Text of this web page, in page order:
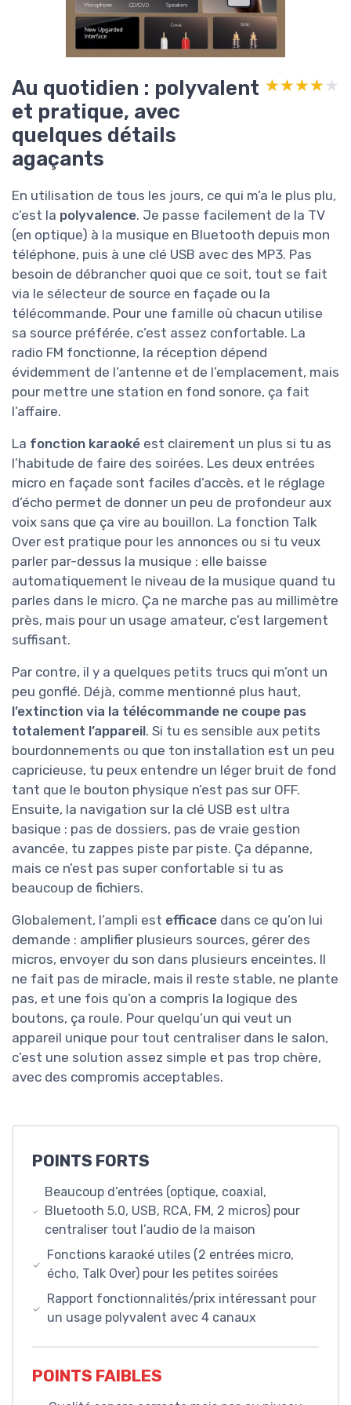
Au quotidien : polyvalent
et pratique, avec
quelques détails
agaçants
★★★★★
★★★★★
En utilisation de tous les jours, ce qui m’a le plus plu,
c’est la polyvalence. Je passe facilement de la TV
(en optique) à la musique en Bluetooth depuis mon
téléphone, puis à une clé USB avec des MP3. Pas
besoin de débrancher quoi que ce soit, tout se fait
via le sélecteur de source en façade ou la
télécommande. Pour une famille où chacun utilise
sa source préférée, c’est assez confortable. La
radio FM fonctionne, la réception dépend
évidemment de l’antenne et de l’emplacement, mais
pour mettre une station en fond sonore, ça fait
l’affaire.
La fonction karaoké est clairement un plus si tu as
l’habitude de faire des soirées. Les deux entrées
micro en façade sont faciles d’accès, et le réglage
d’écho permet de donner un peu de profondeur aux
voix sans que ça vire au bouillon. La fonction Talk
Over est pratique pour les annonces ou si tu veux
parler par-dessus la musique : elle baisse
automatiquement le niveau de la musique quand tu
parles dans le micro. Ça ne marche pas au millimètre
près, mais pour un usage amateur, c’est largement
suffisant.
Par contre, il y a quelques petits trucs qui m’ont un
peu gonflé. Déjà, comme mentionné plus haut,
l’extinction via la télécommande ne coupe pas
totalement l’appareil. Si tu es sensible aux petits
bourdonnements ou que ton installation est un peu
capricieuse, tu peux entendre un léger bruit de fond
tant que le bouton physique n’est pas sur OFF.
Ensuite, la navigation sur la clé USB est ultra
basique : pas de dossiers, pas de vraie gestion
avancée, tu zappes piste par piste. Ça dépanne,
mais ce n’est pas super confortable si tu as
beaucoup de fichiers.
Globalement, l’ampli est efficace dans ce qu’on lui
demande : amplifier plusieurs sources, gérer des
micros, envoyer du son dans plusieurs enceintes. Il
ne fait pas de miracle, mais il reste stable, ne plante
pas, et une fois qu’on a compris la logique des
boutons, ça roule. Pour quelqu’un qui veut un
appareil unique pour tout centraliser dans le salon,
c’est une solution assez simple et pas trop chère,
avec des compromis acceptables.
POINTS FORTS
Beaucoup d’entrées (optique, coaxial,
Bluetooth 5.0, USB, RCA, FM, 2 micros) pour
centraliser tout l’audio de la maison
Fonctions karaoké utiles (2 entrées micro,
écho, Talk Over) pour les petites soirées
Rapport fonctionnalités/prix intéressant pour
un usage polyvalent avec 4 canaux
POINTS FAIBLES